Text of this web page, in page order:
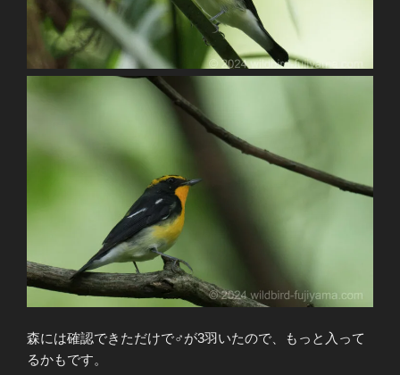
森には確認できただけで♂が3羽いたので、もっと入って
るかもです。